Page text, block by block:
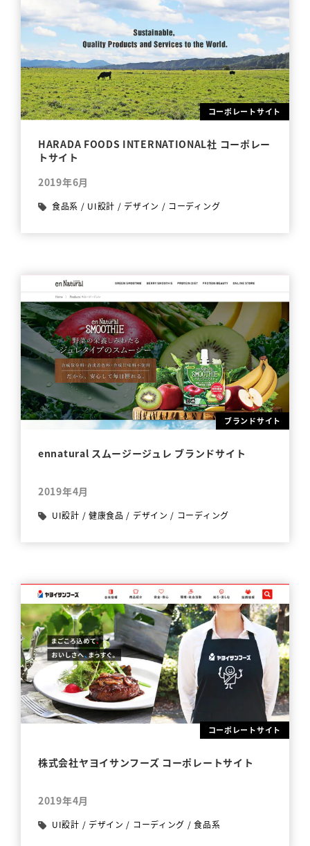
コーポレートサイト
HARADA FOODS INTERNATIONAL社 コーポレー
トサイト
2019年6月
食品系 / UI設計 / デザイン / コーディング
ブランドサイト
ennatural スムージージュレ ブランドサイト
2019年4月
UI設計 / 健康食品 / デザイン / コーディング
コーポレートサイト
株式会社ヤヨイサンフーズ コーポレートサイト
2019年4月
UI設計 / デザイン / コーディング /食品系